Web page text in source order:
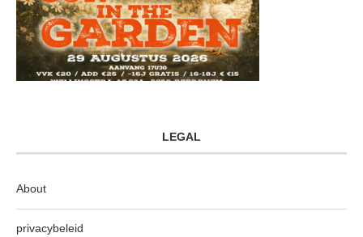
LEGAL
About
privacybeleid